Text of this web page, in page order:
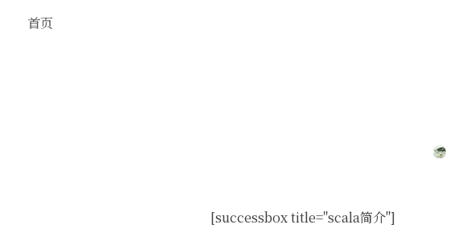
首页
[successbox title="scala简介"]